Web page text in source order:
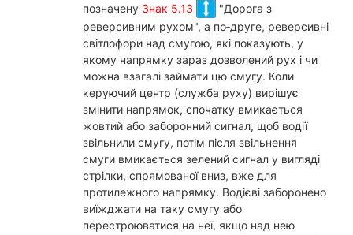
позначену Знак 5.13
"Дорога з
реверсивним рухом", а по‑друге, реверсивні
світлофори над смугою, які показують, у
якому напрямку зараз дозволений рух і чи
можна взагалі займати цю смугу. Коли
керуючий центр (служба руху) вирішує
змінити напрямок, спочатку вмикається
жовтий або заборонний сигнал, щоб водії
звільнили смугу, потім після звільнення
смуги вмикається зелений сигнал у вигляді
стрілки, спрямованої вниз, вже для
протилежного напрямку. Водієві заборонено
виїжджати на таку смугу або
перестроюватися на неї, якщо над нею